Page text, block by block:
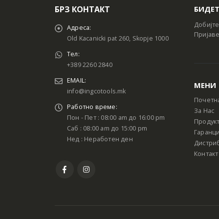
БРЗ КОНТАКТ
Адреса:
Old Kacanicki pat 260, Skopje 1000
Тел:
+389 2260 2840
EMAIL:
info@ingcotools.mk
Работно време:
Пон - Пет : 08:00 am до 16:00 pm
Саб : 08:00 am до 15:00 pm
Нед : Неработен ден
МЕНИ
За Нас
Контакт